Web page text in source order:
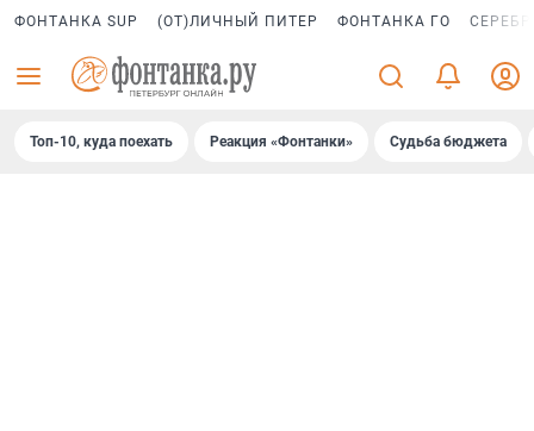
ФОНТАНКА SUP (ОТ)ЛИЧНЫЙ ПИТЕР ФОНТАНКА ГО
Топ-10, куда поехать Реакция «Фонтанки» Судьба бюджета